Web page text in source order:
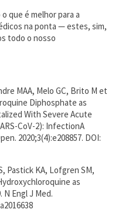
que é melhor para a
na ponta — estes, sim,
todo o nosso
MAA, Melo GC, Brito M et
Diphosphate as
With Severe Acute
CoV-2): InfectionA
2020;3(4):e208857. DOI:
Pastick KA, Lofgren SM,
as
Engl J Med.